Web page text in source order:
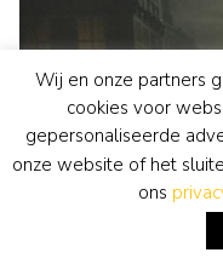
Wij en onze partners
cookies voor
gepersonaliseerde
onze website of het
ons